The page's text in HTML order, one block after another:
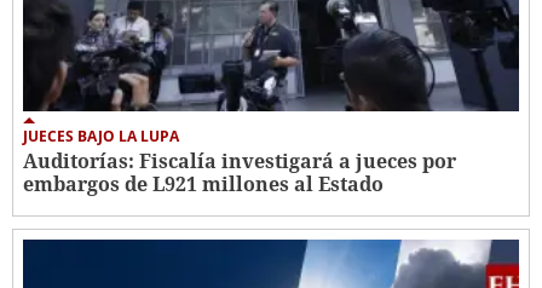
JUECES BAJO LA LUPA
Auditorías: Fiscalía investigará a jueces por
embargos de L921 millones al Estado